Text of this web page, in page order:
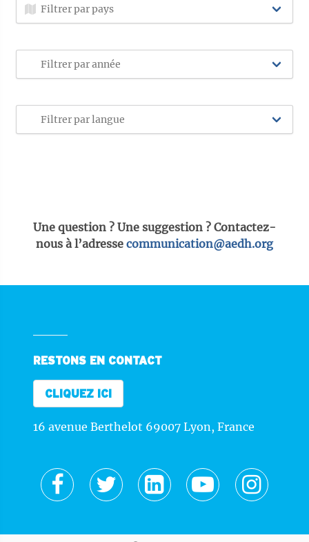
Une question ? Une suggestion ? Contactez-
nous à l’adresse communication@aedh.org
RESTONS EN CONTACT
CLIQUEZ ICI
16 avenue Berthelot 69007 Lyon, France